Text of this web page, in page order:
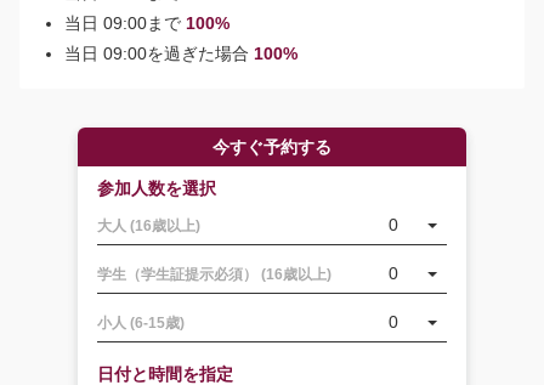
当日 09:00まで 100%
当日 09:00を過ぎた場合 100%
今すぐ予約する
参加人数を選択
大人 (16歳以上) 0
学生（学生証提示必須） (16歳以上) 0
小人 (6-15歳) 0
日付と時間を指定